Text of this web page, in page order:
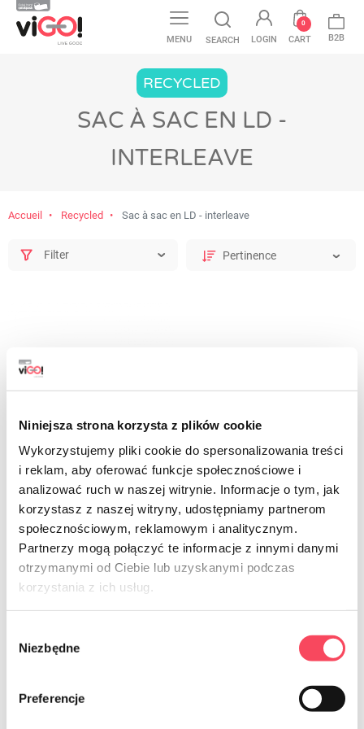
Niniejsza strona korzysta z plików cookie
Wykorzystujemy pliki cookie do spersonalizowania treści
i reklam, aby oferować funkcje społecznościowe i
analizować ruch w naszej witrynie. Informacje o tym, jak
korzystasz z naszej witryny, udostępniamy partnerom
społecznościowym, reklamowym i analitycznym.
Partnerzy mogą połączyć te informacje z innymi danymi
otrzymanymi od Ciebie lub uzyskanymi podczas
korzystania z ich usług.
zgody
Niezbędne
Preferencje
MENU SEARCH LOGIN CART
0
B2B
RECYCLED
SAC À SAC EN LD -
INTERLEAVE
Accueil Recycled Sac à sac en LD - interleave
Filter
7725160
viGO! Eco Bags LD avec ruban
adhésif, intercalaire noir 60L, 25
pièces
11,99 złbrut
- +